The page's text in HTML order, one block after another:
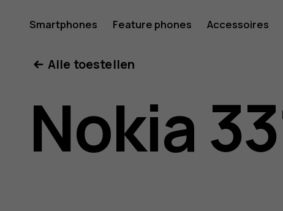
Nokia
3310
Smartphones Feature phones Accessoires
Alle toestellen
Nokia